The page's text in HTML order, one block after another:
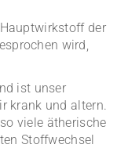
der
wird,
ist unser
krank und altern.
viele ätherische
Stoffwechsel